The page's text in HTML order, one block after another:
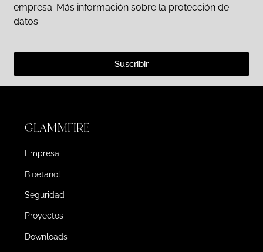
empresa. Más información sobre la protección de
datos
Suscribir
GLAMMFIRE
Empresa
Bioetanol
Seguridad
Proyectos
Downloads